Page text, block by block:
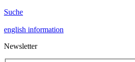
Suche
english information
Newsletter